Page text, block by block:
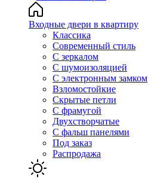
Входные двери в квартиру
Классика
Современный стиль
С зеркалом
С шумоизоляцией
С электронным замком
Взломостойкие
Скрытые петли
С фрамугой
Двухстворчатые
С фальш панелями
Под заказ
Распродажа